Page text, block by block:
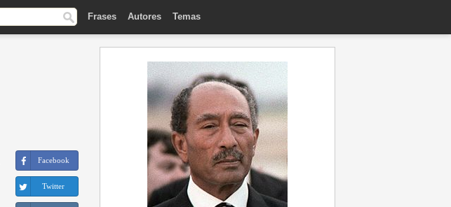
Frases Autores Temas
Facebook
Twitter